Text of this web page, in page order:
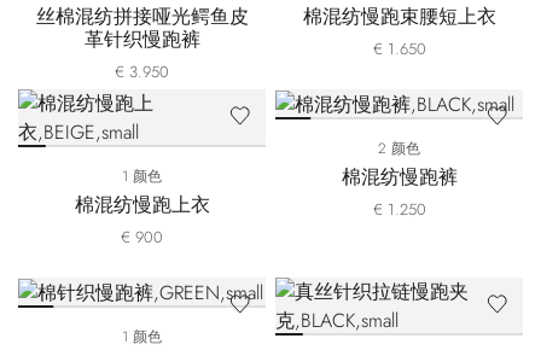
丝棉混纺拼接哑光鳄鱼皮
革针织慢跑裤
€ 3.950
棉混纺慢跑束腰短上衣
€ 1.650
1 颜色
棉混纺慢跑上衣
€ 900
2 颜色
棉混纺慢跑裤
€ 1.250
1 颜色